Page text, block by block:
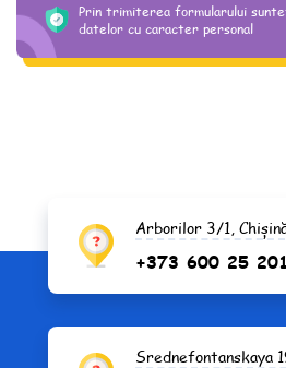
Prin trimiterea formularului
datelor cu caracter personal
Arborilor 3/1,
+373 600 25 201
Srednefontanskaya